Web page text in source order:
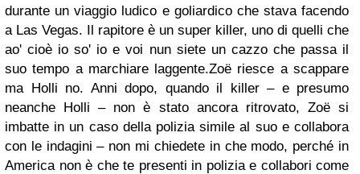
durante un viaggio ludico e goliardico che stava facendo
a Las Vegas. Il rapitore è un super killer, uno di quelli che
ao' cioè io so' io e voi nun siete un cazzo che passa il
suo tempo a marchiare laggente.Zoë riesce a scappare
ma Holli no. Anni dopo, quando il killer – e presumo
neanche Holli – non è stato ancora ritrovato, Zoë si
imbatte in un caso della polizia simile al suo e collabora
con le indagini – non mi chiedete in che modo, perché in
America non è che te presenti in polizia e collabori come